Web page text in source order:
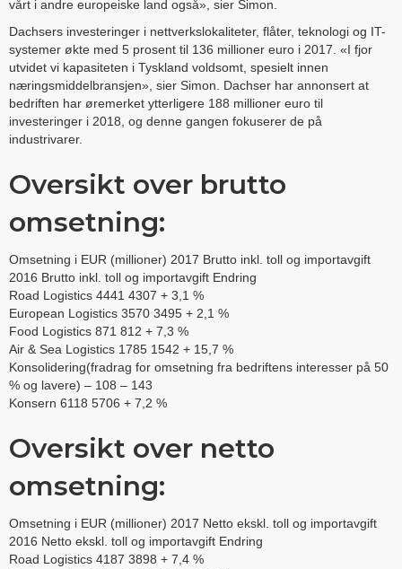
vårt i andre europeiske land også», sier Simon.
Dachsers investeringer i nettverkslokaliteter, flåter, teknologi og IT-
systemer økte med 5 prosent til 136 millioner euro i 2017. «I fjor
utvidet vi kapasiteten i Tyskland voldsomt, spesielt innen
næringsmiddelbransjen», sier Simon. Dachser har annonsert at
bedriften har øremerket ytterligere 188 millioner euro til
investeringer i 2018, og denne gangen fokuserer de på
industrivarer.
Oversikt over brutto
omsetning:
Omsetning i EUR (millioner) 2017 Brutto inkl. toll og importavgift
2016 Brutto inkl. toll og importavgift Endring
Road Logistics 4441 4307 + 3,1 %
European Logistics 3570 3495 + 2,1 %
Food Logistics 871 812 + 7,3 %
Air & Sea Logistics 1785 1542 + 15,7 %
Konsolidering(fradrag for omsetning fra bedriftens interesser på 50
% og lavere) – 108 – 143
Konsern 6118 5706 + 7,2 %
Oversikt over netto
omsetning:
Omsetning i EUR (millioner) 2017 Netto ekskl. toll og importavgift
2016 Netto ekskl. toll og importavgift Endring
Road Logistics 4187 3898 + 7,4 %